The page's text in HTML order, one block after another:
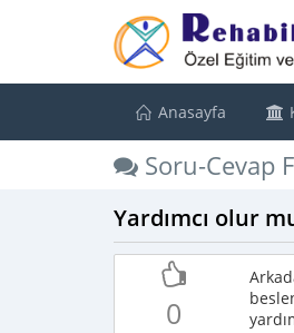
Anasayfa
Soru-Cevap
Yardımcı olur
0